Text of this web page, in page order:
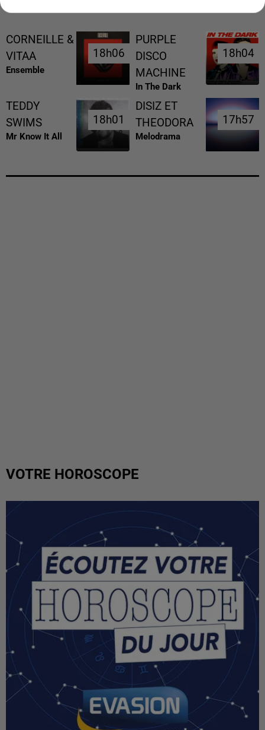
CORNEILLE &
VITAA
Ensemble
18h06
18h06
PURPLE
DISCO
MACHINE
In The Dark
18h04
18h04
TEDDY
SWIMS
Mr Know It All
18h01
18h01
DISIZ ET
THEODORA
Melodrama
17h57
17h57
VOTRE HOROSCOPE